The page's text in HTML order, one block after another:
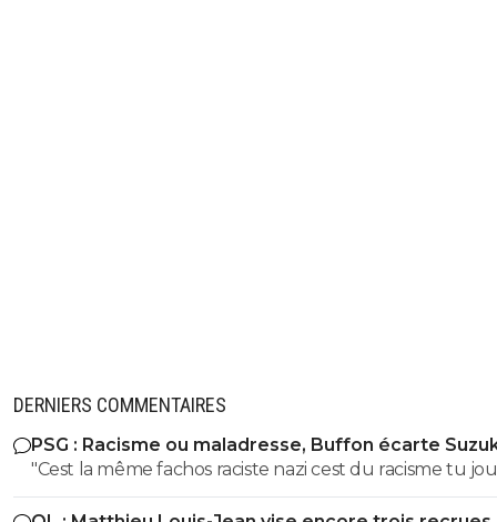
DERNIERS COMMENTAIRES
PSG : Racisme ou maladresse, Buffon écarte
"Cest la même fachos raciste nazi cest du racisme tu
avec les mots là finalité est la meme..." C'est la meme chose